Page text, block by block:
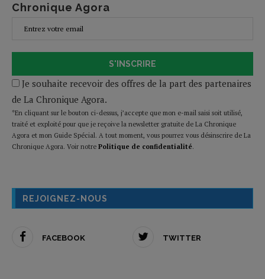
Chronique Agora
S'INSCRIRE
Je souhaite recevoir des offres de la part des partenaires
de La Chronique Agora.
*En cliquant sur le bouton ci-dessus, j’accepte que mon e-mail saisi soit utilisé,
traité et exploité pour que je reçoive la newsletter gratuite de La Chronique
Agora et mon Guide Spécial. A tout moment, vous pourrez vous désinscrire de La
Chronique Agora. Voir notre Politique de confidentialité.
REJOIGNEZ-NOUS
FACEBOOK TWITTER